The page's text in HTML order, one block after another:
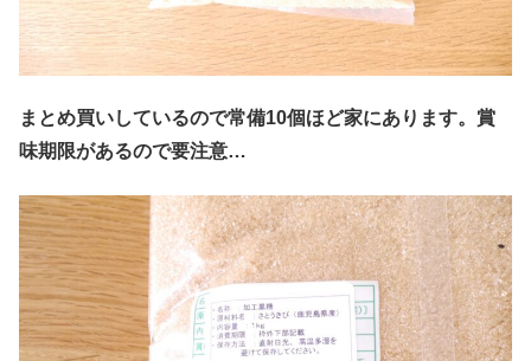
まとめ買いしているので常備10個ほど家にあります。賞
味期限があるので要注意…